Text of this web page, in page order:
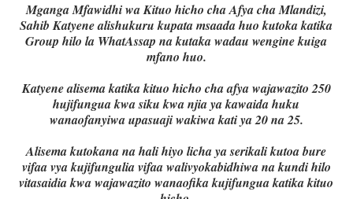
Mganga Mfawidhi wa Kituo hicho cha Afya cha Mlandizi,
Sahib Katyene alishukuru kupata msaada huo kutoka katika
Group hilo la WhatAssap na kutaka wadau wengine kuiga
mfano huo.
Katyene alisema katika kituo hicho cha afya wajawazito 250
hujifungua kwa siku kwa njia ya kawaida huku
wanaofanyiwa upasuaji wakiwa kati ya 20 na 25.
Alisema kutokana na hali hiyo licha ya serikali kutoa bure
vifaa vya kujifungulia vifaa walivyokabidhiwa na kundi hilo
vitasaidia kwa wajawazito wanaofika kujifungua katika kituo